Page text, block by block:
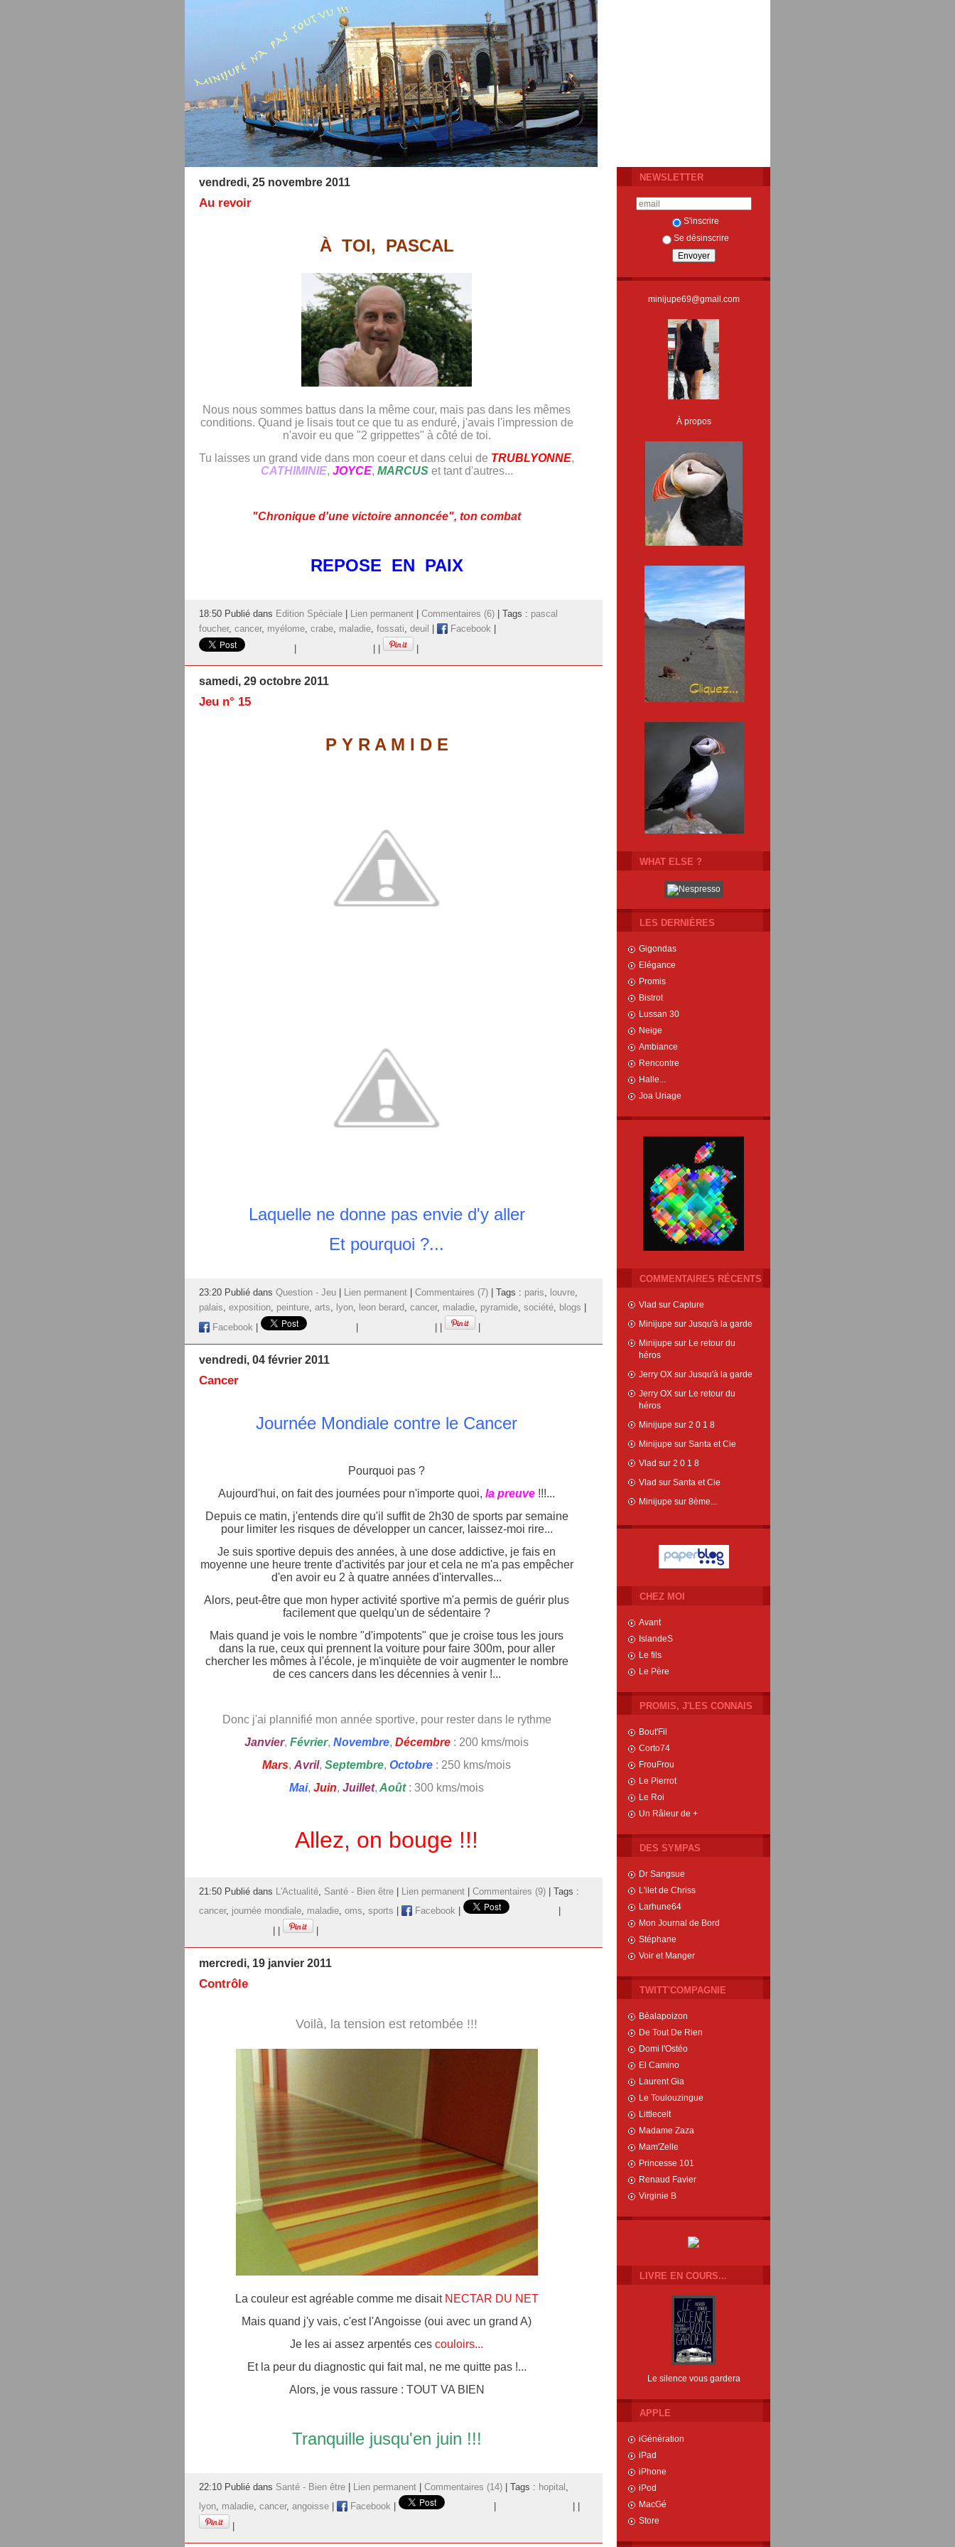
NEWSLETTER
S'inscrire
Se désinscrire
minijupe69@gmail.com
À propos
WHAT ELSE ?
LES DERNIÈRES
Gigondas
Elégance
Promis
Bistrot
Lussan 30
Neige
Ambiance
Rencontre
Halle...
Joa Uriage
COMMENTAIRES RÉCENTS
Vlad sur Capture
Minijupe sur Jusqu'à la garde
Minijupe sur Le retour du
héros
Jerry OX sur Jusqu'à la garde
Jerry OX sur Le retour du
héros
Minijupe sur 2 0 1 8
Minijupe sur Santa et Cie
Vlad sur 2 0 1 8
Vlad sur Santa et Cie
Minijupe sur 8ème...
CHEZ MOI
Avant
IslandeS
Le fils
Le Père
PROMIS, J'LES CONNAIS
Bout'Fil
Corto74
FrouFrou
Le Pierrot
Le Roi
Un Râleur de +
DES SYMPAS
Dr Sangsue
L'ilet de Chriss
Larhune64
Mon Journal de Bord
Stéphane
Voir et Manger
TWITT'COMPAGNIE
Béalapoizon
De Tout De Rien
Domi l'Ostéo
El Camino
Laurent Gia
Le Toulouzingue
Littlecelt
Madame Zaza
Mam'Zelle
Princesse 101
Renaud Favier
Virginie B
LIVRE EN COURS...
Le silence vous gardera
APPLE
iGénération
iPad
iPhone
iPod
MacGé
Store
vendredi, 25 novembre 2011
Au revoir
À TOI, PASCAL
Nous nous sommes battus dans la même cour, mais pas dans les mêmes
conditions. Quand je lisais tout ce que tu as enduré, j'avais l'impression de
n'avoir eu que "2 grippettes" à côté de toi.
Tu laisses un grand vide dans mon coeur et dans celui de TRUBLYONNE,
CATHIMINIE, JOYCE, MARCUSet tant d'autres...
"Chronique d'une victoire annoncée", ton combat
REPOSE EN PAIX
18:50 Publié dans Edition Spéciale Lien permanent Commentaires (6) | Tags : pascal
foucher, cancer, myélome crabe maladie fossati deuil Facebook
samedi, 29 octobre 2011
Jeu n° 15
P Y R A M I D E
Laquelle ne donne pas envie d'y aller
Et pourquoi ?...
23:20 Publié dans Question - Jeu Lien permanent Commentaires (7) | Tags : paris louvre
palais
exposition peinture arts lyon leon berard cancer, maladie pyramide société blogs
Facebook
vendredi, 04 février 2011
Cancer
Journée Mondiale contre le Cancer
Pourquoi pas ?
Aujourd'hui, on fait des journées pour n'importe quoi, la preuve !!!...
Depuis ce matin, j'entends dire qu'il suffit de 2h30 de sports par semaine
pour limiter les risques de développer un cancer, laissez-moi rire...
Je suis sportive depuis des années, à une dose addictive, je fais en
moyenne une heure trente d'activités par jour et cela ne m'a pas empêcher
d'en avoir eu 2 à quatre années d'intervalles...
Alors, peut-être que mon hyper activité sportive m'a permis de guérir plus
facilement que quelqu'un de sédentaire ?
Mais quand je vois le nombre "d'impotents" que je croise tous les jours
dans la rue, ceux qui prennent la voiture pour faire 300m, pour aller
chercher les mômes à l'école, je m'inquiète de voir augmenter le nombre
de ces cancers dans les décennies à venir !...
Donc j'ai plannifié mon année sportive, pour rester dans le rythme
Janvier, Février, Novembre, Décembre : 200 kms/mois
Mars, Avril, Septembre, Octobre : 250 kms/mois
Mai, Juin, Juillet, Août : 300 kms/mois
Allez, on bouge !!!
21:50 Publié dans L'Actualité Santé - Bien être Lien permanent Commentaires (9) | Tags :
cancer, journée mondiale maladie oms sports Facebook
mercredi, 19 janvier 2011
Contrôle
Voilà, la tension est retombée !!!
La couleur est agréable comme me disait NECTAR DU NET
Mais quand j'y vais, c'est l'Angoisse (oui avec un grand A)
Je les ai assez arpentés ces couloirs...
Et la peur du diagnostic qui fait mal, ne me quitte pas !...
Alors, je vous rassure : TOUT VA BIEN
Tranquille jusqu'en juin !!!
22:10 Publié dans Santé - Bien être Lien permanent Commentaires (14) | Tags : hopital
lyon
maladie cancer, angoisse Facebook